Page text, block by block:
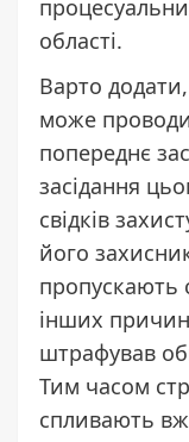
області.
Варто
може
попереднє
засідання
свідків
його
пропускають
інших
штрафував
Тим часом
спливають